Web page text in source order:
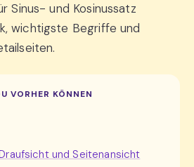
Sinus- und Kosinussatz
wichtigste Begriffe und
VORHER KÖNNEN
und Seitenansicht